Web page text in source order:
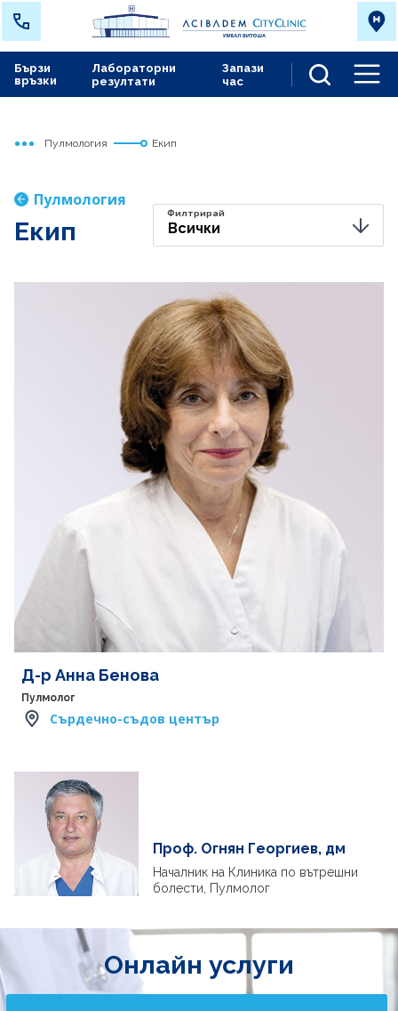
Лабораторни
резултати
Запази
час
Бързи
връзки
Начало
Сърдечно съдов център
Медицински дейности
Пулмология Екип
Пулмология
Екип
Филтрирай
Д-р Анна Бенова
Пулмолог
Сърдечно-съдов център
Проф. Огнян Георгиев, дм
Началник на Клиника по вътрешни
болести, Пулмолог
Онлайн услуги